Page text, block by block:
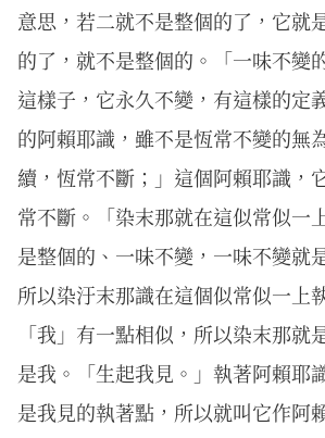
意思，若二就不是整個的了，它就
的了，就不是整個的。「一味不變
這樣子，它永久不變，有這樣的定
的阿賴耶識，雖不是恆常不變的無
續，恆常不斷；」這個阿賴耶識，
常不斷。「染末那就在這似常似一
是整個的、一味不變，一味不變就
所以染汙末那識在這個似常似一上
「我」有一點相似，所以染末那就
是我。「生起我見。」執著阿賴耶
是我見的執著點，所以就叫它作阿